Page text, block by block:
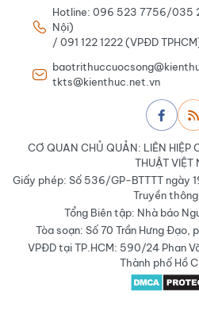
Hotline: 096 523 7756/035
Nội)
/ 091 122 1222 (VPĐD
tkts@kienthuc.net.vn
CƠ QUAN CHỦ QUẢN: LIÊN HIỆP
THUẬT VIỆT
Giấy phép: Số 536/GP-BTTTT ngày
Truyền thông
Tổng Biên tập: Nhà báo
Tòa soạn: Số 70 Trần Hưng Đạo,
VPĐD tại TP.HCM: 590/24 Phan
Thành phố Hồ